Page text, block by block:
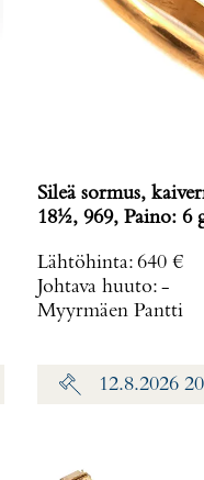
Sileä sormus,
18½, 969, Paino: 6
Lähtöhinta: 640 €
Johtava huuto: -
Myyrmäen Pantti
12.8.2026